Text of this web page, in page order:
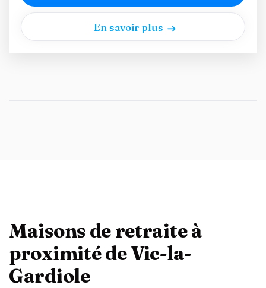
En savoir plus
Maisons de retraite à
proximité de Vic-la-
Gardiole